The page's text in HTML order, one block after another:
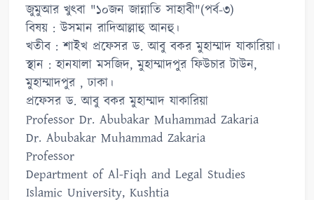
জুমুআর খুৎবা "১০জন জান্নাতি সাহাবী"(পর্ব-৩)
বিষয় : উসমান রাদিআল্লাহু আনহু।
খতীব : শাইখ প্রফেসর ড. আবু বকর মুহাম্মাদ যাকারিয়া।
স্থান : হানযালা মসজিদ, মুহাম্মাদপুর ফিউচার টাউন,
মুহাম্মাদপুর , ঢাকা।
প্রফেসর ড. আবু বকর মুহাম্মাদ যাকারিয়া
Professor Dr. Abubakar Muhammad Zakaria
Dr. Abubakar Muhammad Zakaria
Professor
Department of Al-Fiqh and Legal Studies
Islamic University, Kushtia